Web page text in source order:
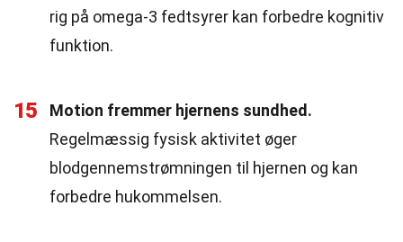
rig på omega-3 fedtsyrer kan forbedre kognitiv
funktion.
15
Motion fremmer hjernens sundhed.
Regelmæssig fysisk aktivitet øger
blodgennemstrømningen til hjernen og kan
forbedre hukommelsen.